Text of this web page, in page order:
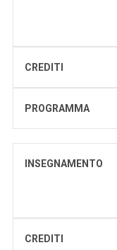
CREDITI
PROGRAMMA
INSEGNAMENTO
CREDITI